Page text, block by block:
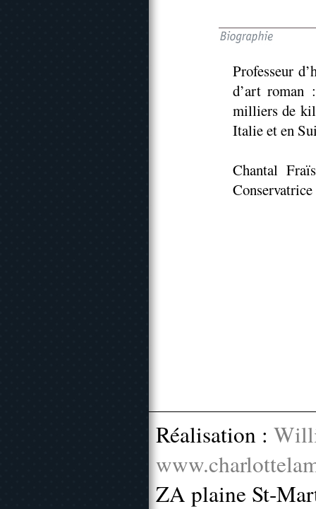
Professeur
d’art roman
milliers de
Italie et en
Chantal
Réalisation :
ZA plaine St-